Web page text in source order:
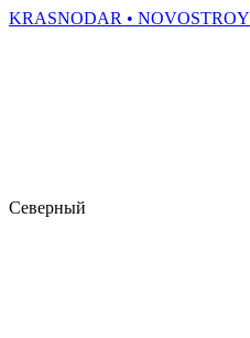
KRASNODAR • NOVOSTROY
Северный